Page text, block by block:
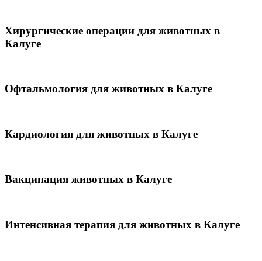
Хирургические операции для животных в
Калуге
Офтальмология для животных в Калуге
Кардиология для животных в Калуге
Вакцинация животных в Калуге
Интенсивная терапия для животных в Калуге